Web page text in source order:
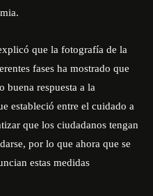
que la fotografía de la
fases ha mostrado que
buena respuesta a la
estableció entre el cuidado a
que los ciudadanos tengan
por lo que ahora que se
estas medidas